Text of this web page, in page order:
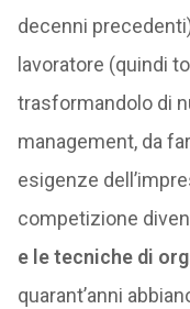
decenni
lavoratore (quindi
trasformandolo di
management, da
esigenze
competizione
e le tecniche di
quarant’anni